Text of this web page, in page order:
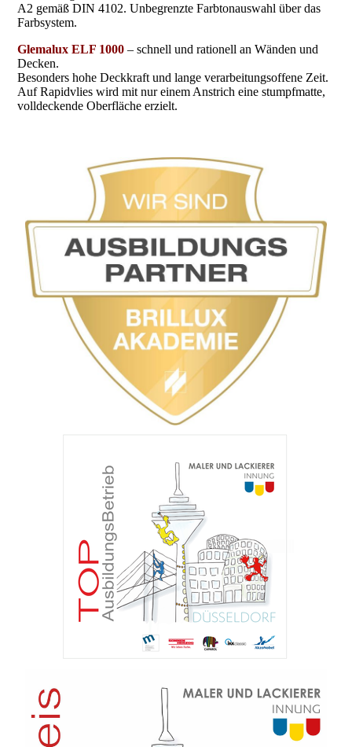
A2 gemäß DIN 4102. Unbegrenzte Farbtonauswahl über das
Farbsystem.
Glemalux ELF 1000 – schnell und rationell an Wänden und
Decken.
Besonders hohe Deckkraft und lange verarbeitungsoffene Zeit.
Auf Rapidvlies wird mit nur einem Anstrich eine stumpfmatte,
volldeckende Oberfläche erzielt.